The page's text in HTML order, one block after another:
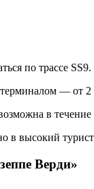
по трассе SS9.
— от
в
в высокий
Верди»